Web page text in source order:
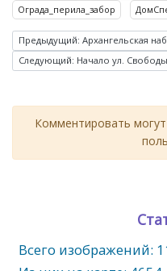
Ограда_перила_забор
Предыдущий: Архангельская
Следующий: Начало ул. Свободы
Комментировать
Всего изображений: